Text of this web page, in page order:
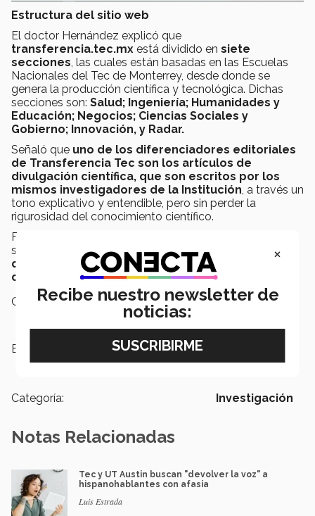
Estructura del sitio web
El doctor Hernández explicó que
transferencia.tec.mx está dividido en siete
secciones , las cuales están basadas en las Escuelas
Nacionales del Tec de Monterrey, desde donde se
genera la producción científica y tecnológica. Dichas
secciones son: Salud; Ingeniería; Humanidades y
Educación; Negocios; Ciencias Sociales y
Gobierno; Innovación, y Radar.
Señaló que uno de los diferenciadores editoriales
de Transferencia Tec son los artículos de
divulgación científica, que son escritos por los
mismos investigadores de la Institución , a través un
tono explicativo y entendible, pero sin perder la
rigurosidad del conocimiento científico.
Finalmente, destacó que una característica técnica del
sitio es su
diseño web responsivo, lo que significa
que es adaptable y puede verse en cualquier
dispositivo digital.
Campus:
Nacional
Etiquetas: Investigación,
científica
Categoría: Investigación
Notas Relacionadas
Tec y UT Austin buscan "devolver la voz" a
hispanohablantes con afasia
Luis Estrada
×
Recibe nuestro newsletter de
noticias: